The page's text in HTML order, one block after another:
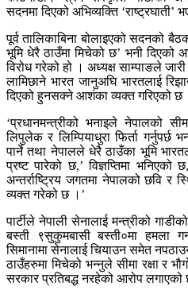
सदनमा दिएको अभिव्यक्ति
पूर्व तालिकाबिना बोलाइएको सदनको
भूमि धेरै ठाउँमा मिचेको छ’ भनी दिएको
विरोध गरेको हो । अध्यक्ष साम्पाङले जारी
लामिछाने भारत जानुअघि भारतलाई
दिएको हुनसक्ने आशंका व्यक्त गरिएको छ
‘प्रधानमन्त्रीको भनाइले नेपालको
लिपुलेक र लिम्पियाधुरा फिर्ता
पार्ने तथा नेपालले धेरै ठाउँका भूमि
प्रष्ट पारेको छ,’ विज्ञप्तिमा
अन्तर्राष्ट्रिय जगतमा नेपालको छवि र
व्यक्त गरेको छ ।’
पार्टीले नेपाली सेनालाई मन्त्रीको
बस्ती ९सुकुमबासी बस्ती०मा हमला
सिमानामा सेनालाई चियाउन समेत
ठाउँहरुमा मिचेको भन्नुले सीमा रक्षा र
सरकार प्रतिबद्ध नरहेको आरोप लगाएको